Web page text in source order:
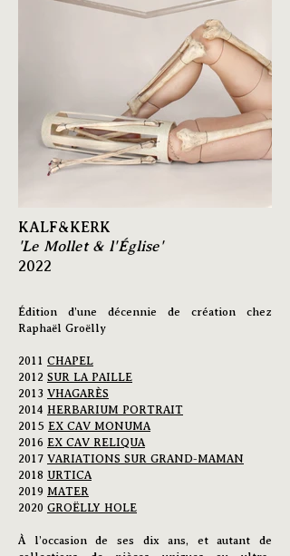
KALF&KERK
'Le Mollet & l'Église'
2022
Édition d’une décennie de création chez
Raphaël Groëlly
2011 CHAPEL
2012 SUR LA PAILLE
2013 VHAGARÈS
2014 HERBARIUM PORTRAIT
2015 EX CAV MONUMA
2016 EX CAV RELIQUA
2017 VARIATIONS SUR GRAND-MAMAN
2018 URTICA
2019 MATER
2020 GROËLLY HOLE
À l’occasion de ses dix ans, et autant de